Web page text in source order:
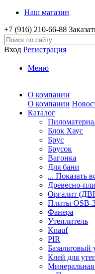
Наш магазин
+7 (916) 210-66-88
Вход Регистрация
Меню
О компании
О компании
Каталог
Блок Хаус
Брус
Брусок
Вагонка
Для бани
... Показать
Древесно-
Оргалит
Плиты OSB-
Фанера
Утеплитель
Knauf
PIR
Базальтовый
Клей для
Минеральная